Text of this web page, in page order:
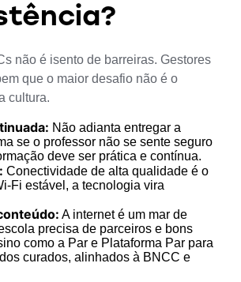
não é isento de barreiras. Gestores
que o maior desafio não é o
cultura.
Não adianta entregar a
se o professor não se sente seguro
deve ser prática e contínua.
Conectividade de alta qualidade é o
Fi estável, a tecnologia vira
A internet é um mar de
precisa de parceiros e bons
como a Par e Plataforma Par para
curados, alinhados à BNCC e